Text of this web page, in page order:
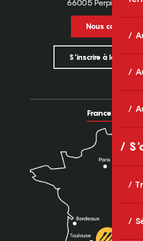
66005 Perpignan
Nous contacter
S'inscrire à la
France Europe